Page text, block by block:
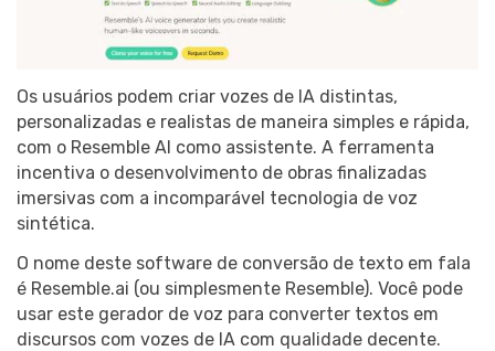
Os usuários podem criar vozes de IA distintas,
personalizadas e realistas de maneira simples e rápida,
com o Resemble AI como assistente. A ferramenta
incentiva o desenvolvimento de obras finalizadas
imersivas com a incomparável tecnologia de voz
sintética.
O nome deste software de conversão de texto em fala
é Resemble.ai (ou simplesmente Resemble). Você pode
usar este gerador de voz para converter textos em
discursos com vozes de IA com qualidade decente.